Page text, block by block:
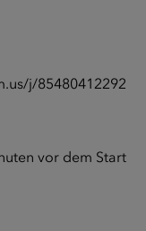
j/85480412292
vor dem Start